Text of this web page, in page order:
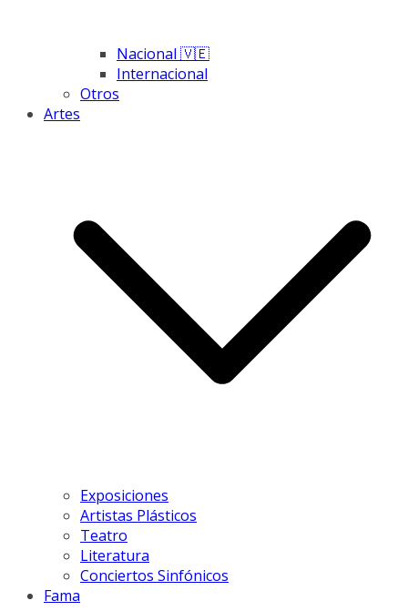
Nacional 🇻🇪
Internacional
Otros
Artes
Exposiciones
Artistas Plásticos
Teatro
Literatura
Conciertos Sinfónicos
Fama